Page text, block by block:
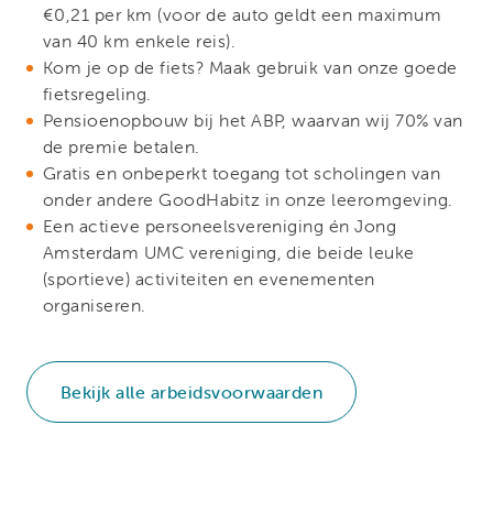
€0,21 per km (voor de auto geldt een maximum
van 40 km enkele reis).
Kom je op de fiets? Maak gebruik van onze goede
fietsregeling.
Pensioenopbouw bij het ABP, waarvan wij 70% van
de premie betalen.
Gratis en onbeperkt toegang tot scholingen van
onder andere GoodHabitz in onze leeromgeving.
Een actieve personeelsvereniging én Jong
Amsterdam UMC vereniging, die beide leuke
(sportieve) activiteiten en evenementen
organiseren.
Bekijk alle arbeidsvoorwaarden